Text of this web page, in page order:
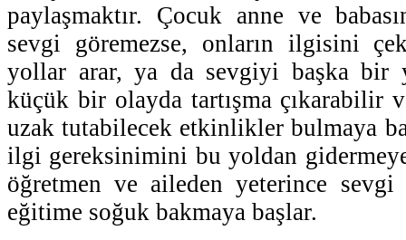
paylaşmaktır. Çocuk anne ve
sevgi göremezse, onların ilgisini
yollar arar, ya da sevgiyi başka bir
küçük bir olayda tartışma çıkarabilir
uzak tutabilecek etkinlikler bulmaya
ilgi gereksinimini bu yoldan
öğretmen ve aileden yeterince sevgi
eğitime soğuk bakmaya başlar.